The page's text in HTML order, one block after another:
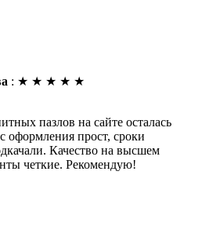
: ★ ★ ★ ★ ★
пазлов на сайте осталась
оформления прост, сроки
Качество на высшем
четкие. Рекомендую!